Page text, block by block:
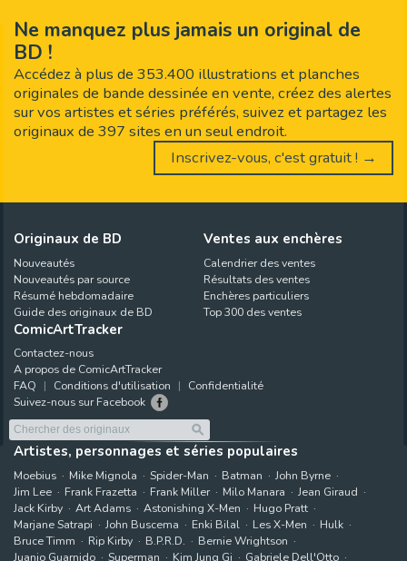
Ne manquez plus jamais un original de
BD !
Accédez à plus de 353.400 illustrations et planches
originales de bande dessinée en vente, créez des alertes
sur vos artistes et séries préférés, suivez et partagez les
originaux de 397 sites en un seul endroit.
Inscrivez-vous, c'est gratuit ! →
Originaux de BD
Nouveautés
Nouveautés par source
Résumé hebdomadaire
Guide des originaux de BD
Ventes aux enchères
Calendrier des ventes
Résultats des ventes
Enchères particuliers
Top 300 des ventes
ComicArtTracker
Contactez-nous
A propos de ComicArtTracker
FAQ
Conditions d'utilisation
Confidentialité
Suivez-nous sur Facebook
Artistes, personnages et séries populaires
Moebius Mike Mignola Spider-Man Batman
John Byrne
Jim Lee
Frank Frazetta Frank Miller Milo Manara
Jean Giraud
Jack Kirby
Art Adams Astonishing X-Men
Hugo Pratt
Marjane Satrapi
John Buscema Enki Bilal Les X-Men
Hulk
Bruce Timm
Rip Kirby B.P.R.D.
Bernie Wrightson
Juanjo Guarnido
Superman Kim Jung Gi Gabriele Dell'Otto